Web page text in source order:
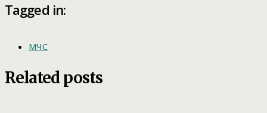
Tagged in:
МЧС
Related posts